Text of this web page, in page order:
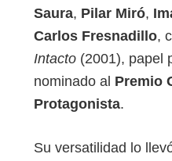
Saura, Pilar Miró,
Carlos Fresnadillo,
Intacto (2001), papel
nominado al Premio
Protagonista.
Su versatilidad lo